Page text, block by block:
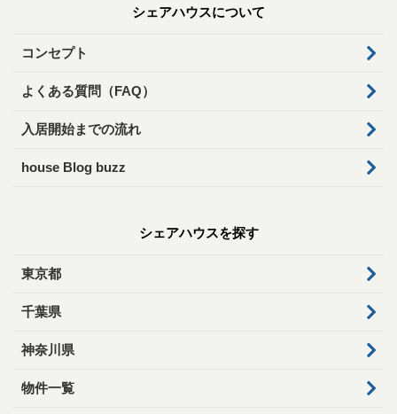
シェアハウスについて
コンセプト
よくある質問（FAQ）
入居開始までの流れ
house Blog buzz
シェアハウスを探す
東京都
千葉県
神奈川県
物件一覧